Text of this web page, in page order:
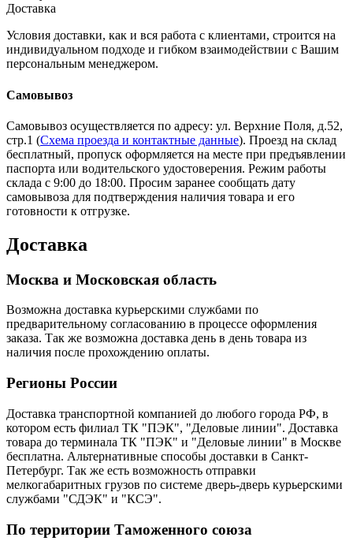
Доставка
Условия доставки, как и вся работа с клиентами, строится на
индивидуальном подходе и гибком взаимодействии с Вашим
персональным менеджером.
Самовывоз
Самовывоз осуществляется по адресу: ул. Верхние Поля, д.52,
стр.1 (Схема проезда и контактные данные). Проезд на склад
бесплатный, пропуск оформляется на месте при предъявлении
паспорта или водительского удостоверения. Режим работы
склада с 9:00 до 18:00. Просим заранее сообщать дату
самовывоза для подтверждения наличия товара и его
готовности к отгрузке.
Доставка
Москва и Московская область
Возможна доставка курьерскими службами по
предварительному согласованию в процессе оформления
заказа. Так же возможна доставка день в день товара из
наличия после прохождению оплаты.
Регионы России
Доставка транспортной компанией до любого города РФ, в
котором есть филиал ТК "ПЭК", "Деловые линии". Доставка
товара до терминала ТК "ПЭК" и "Деловые линии" в Москве
бесплатна. Альтернативные способы доставки в Санкт-
Петербург. Так же есть возможность отправки
мелкогабаритных грузов по системе дверь-дверь курьерскими
службами "СДЭК" и "КСЭ".
По территории Таможенного союза